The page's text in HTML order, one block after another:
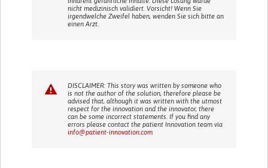
nicht medizinisch validiert. Vorsicht! Wenn Sie
irgendwelche Zweifel haben, wenden Sie sich bitte an
einen Arzt.
DISCLAIMER: This story was written by someone who
is not the author of the solution, therefore please be
advised that, although it was written with the utmost
respect for the innovation and the innovator, there
can be some incorrect statements. If you find any
errors please contact the patient Innovation team via
info@patient-innovation.com